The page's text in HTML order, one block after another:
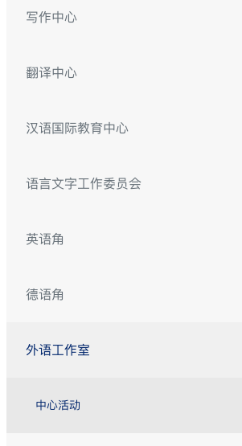
写作中心
翻译中心
汉语国际教育中心
语言文字工作委员会
英语角
德语角
外语工作室
中心活动